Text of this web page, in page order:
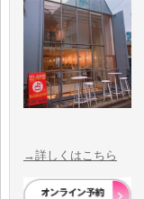
→詳しくはこちら